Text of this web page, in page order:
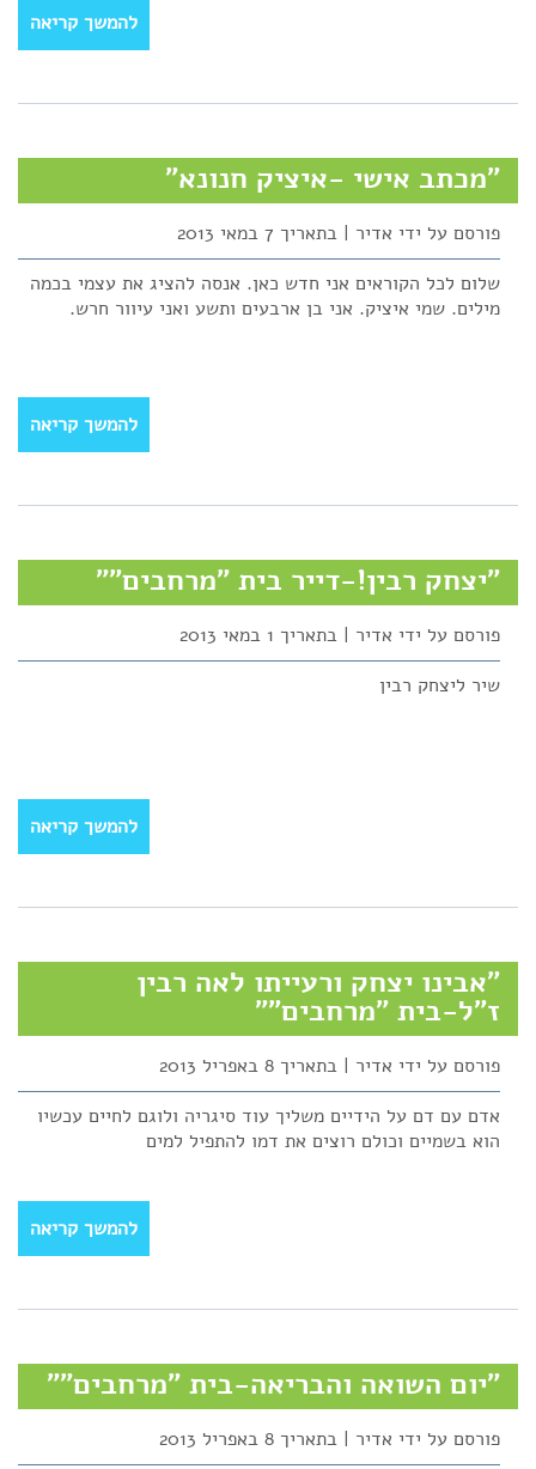
להמשך קריאה
"מכתב אישי -איציק חנונא"
פורסם על ידי אדיר | בתאריך 7 במאי 2013
שלום לכל הקוראים אני חדש כאן. אנסה להציג את עצמי בכמה
מילים. שמי איציק. אני בן ארבעים ותשע ואני עיוור חרש.
להמשך קריאה
"יצחק רבין!-דייר בית "מרחבים""
פורסם על ידי אדיר | בתאריך 1 במאי 2013
שיר ליצחק רבין
להמשך קריאה
"אבינו יצחק ורעייתו לאה רבין
ז"ל-בית "מרחבים""
פורסם על ידי אדיר | בתאריך 8 באפריל 2013
אדם עם דם על הידיים משליך עוד סיגריה ולוגם לחיים עכשיו
הוא בשמיים וכולם רוצים את דמו להתפיל למים
להמשך קריאה
"יום השואה והבריאה-בית "מרחבים""
פורסם על ידי אדיר | בתאריך 8 באפריל 2013